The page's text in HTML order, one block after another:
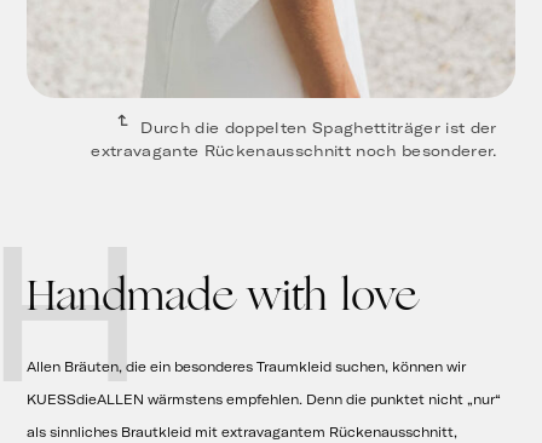
Durch die doppelten Spaghettiträger ist der
extravagante Rückenausschnitt noch besonderer.
Handmade with love
Allen Bräuten, die ein besonderes Traumkleid suchen, können wir
KUESSdieALLEN wärmstens empfehlen. Denn die punktet nicht „nur“
als sinnliches Brautkleid mit extravagantem Rückenausschnitt,